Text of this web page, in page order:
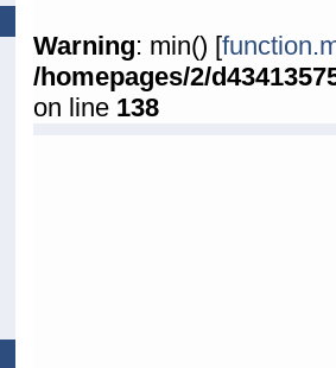
Warning: min() [
/homepages/2/
on line 138